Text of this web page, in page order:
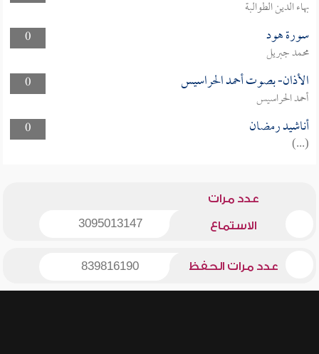
بهاء الدين الطوالبة
0
سورة هود
محمد جبريل
0
الأذان- بصوت أحمد الحراسيس
أحمد الحراسيس
0
أناشيد رمضان
(...)
عدد مرات
الاستماع 3095013147
عدد مرات الحفظ 839816190